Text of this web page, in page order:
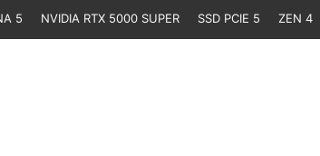
5 NVIDIA RTX 5000 SUPER SSD PCIE 5 ZEN 4